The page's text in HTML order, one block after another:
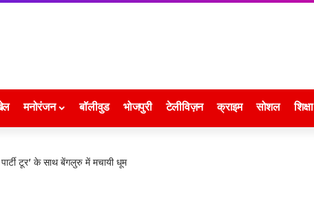
मनोरंजन बॉलीवुड भोजपुरी टेलीविज़न क्राइम सोशल शिक्षा
टूर’ के साथ बेंगलुरु में मचायी धूम